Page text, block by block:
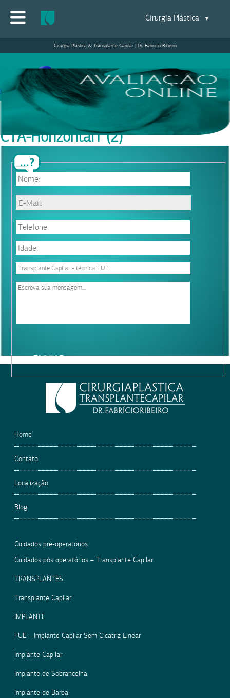
Cirurgia Plástica ▼
Cirurgia Plástica & Transplante Capilar | Dr. Fabrício Ribeiro
Assista a entrevista com Dr
Fabrício no Jornal da Record !
Home>CTA-Horizontal1 (2)
leave
CTA-Horizontal1 (2)
12/01/2021| Equipe Dr. Fabrício Ribeiro
Home
Contato
Localização
Blog
Cuidados pré-operatórios
Cuidados pós operatórios – Transplante Capilar
TRANSPLANTES
Transplante Capilar
IMPLANTE
FUE – Implante Capilar Sem Cicatriz Linear
Implante Capilar
Implante de Sobrancelha
Implante de Barba